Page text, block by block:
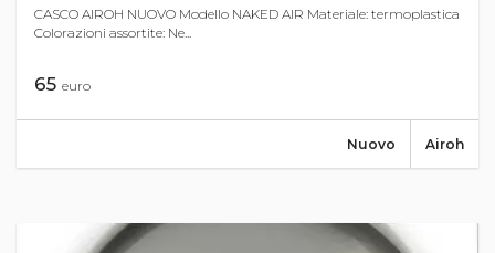
CASCO AIROH NUOVO Modello NAKED AIR Materiale: termoplastica
Colorazioni assortite: Ne...
65 euro
Airoh
Nuovo